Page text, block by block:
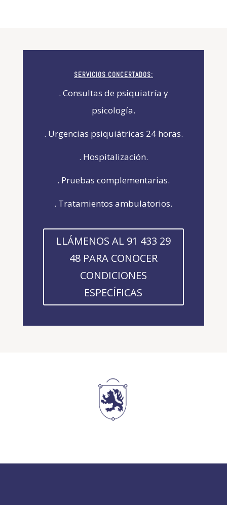
SERVICIOS CONCERTADOS:
. Consultas de psiquiatría y
psicología.
. Urgencias psiquiátricas 24 horas.
. Hospitalización.
. Pruebas complementarias.
. Tratamientos ambulatorios.
LLÁMENOS AL 91 433 29
48 PARA CONOCER
CONDICIONES
ESPECÍFICAS